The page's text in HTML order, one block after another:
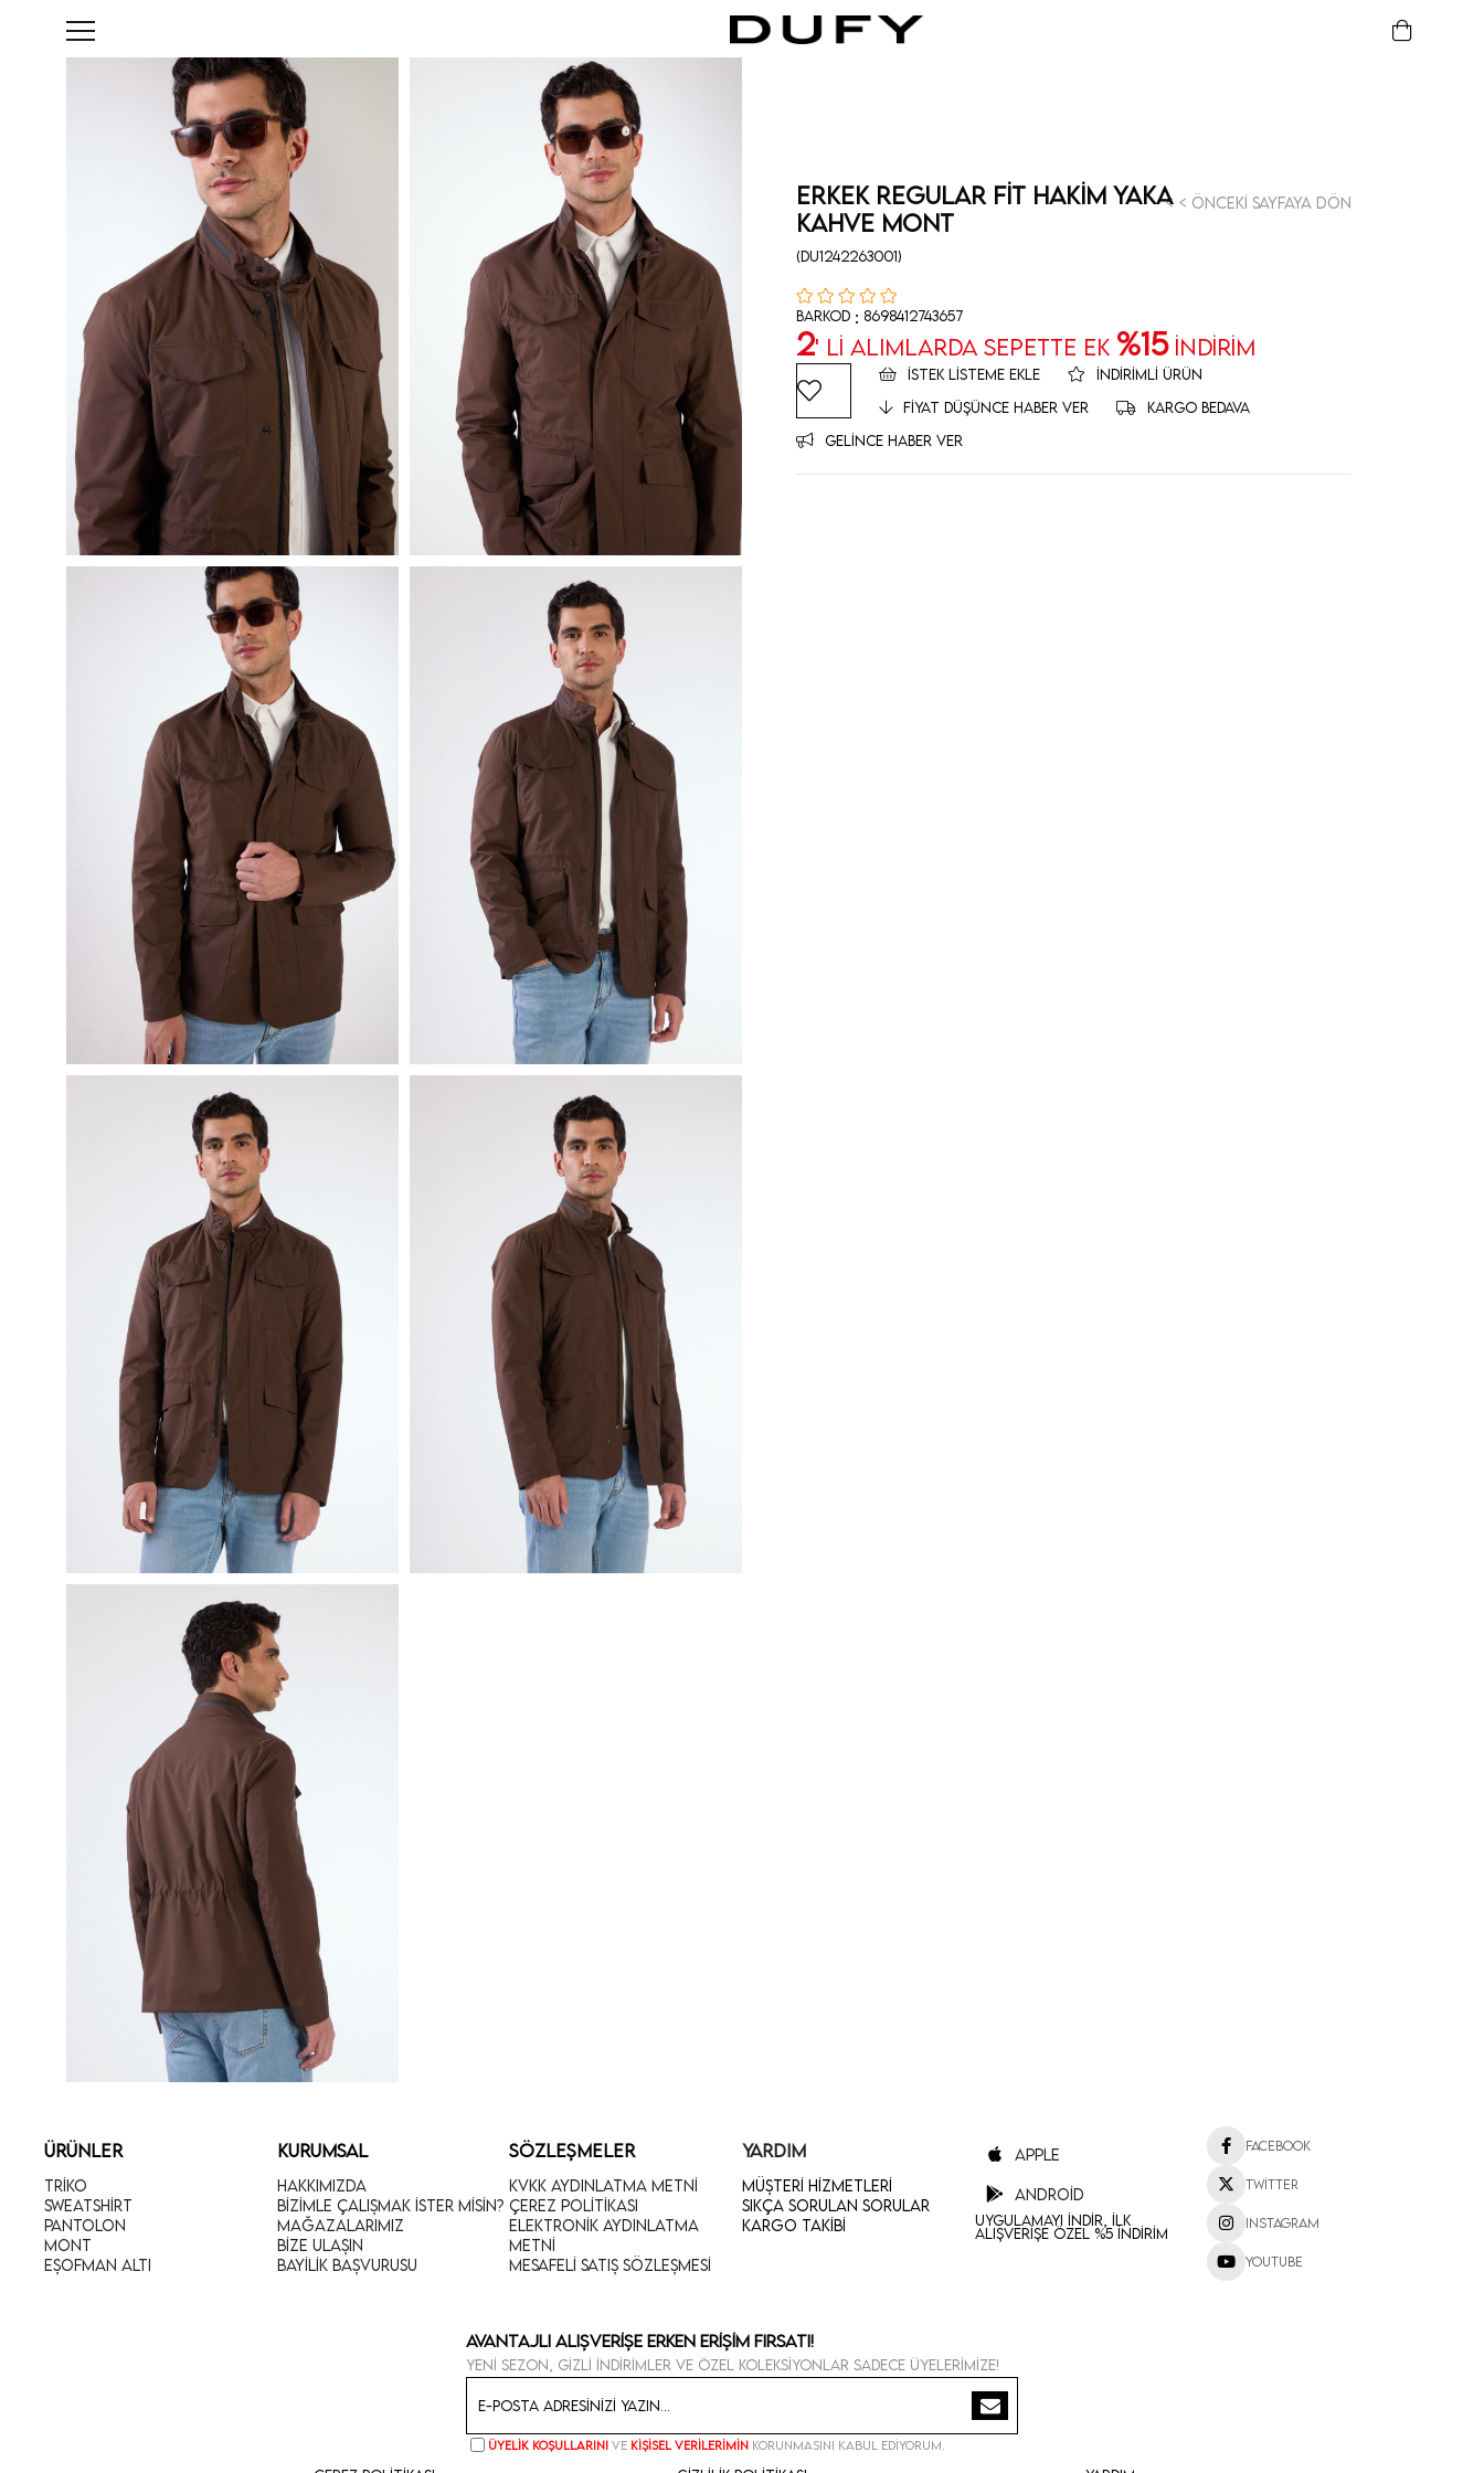
< < Önceki Sayfaya Dön
Erkek Regular Fit Hakim Yaka
Kahve Mont
(DU1242263001)
Barkod : 8698412743657
2' Lİ ALIMLARDA SEPETTE EK %15İNDİRİM
İSTEK LISTEME EKLE
İNDIRIMLI ÜRÜN
FIYAT DÜŞÜNCE HABER VER
KARGO BEDAVA
GELINCE HABER VER
ÜRÜNLER
Triko
Sweatshirt
Pantolon
Mont
Eşofman Altı
KURUMSAL
Hakkımızda
Bizimle Çalışmak İster Misin?
Mağazalarımız
Bize Ulaşın
Bayilik Başvurusu
SÖZLEŞMELER
KVKK Aydınlatma Metni
Çerez Politikası
Elektronik Aydınlatma
Metni
Mesafeli Satış Sözleşmesi
YARDIM
Müşteri Hizmetleri
Sıkça Sorulan Sorular
Kargo Takibi
Apple
Android
Uygulamayı İndir, İlk
Alışverişe Özel %5 İndirim
Facebook
Twitter
Instagram
Youtube
Avantajlı Alışverişe Erken Erişim Fırsatı!
Yeni sezon, gizli indirimler ve özel koleksiyonlar sadece üyelerimize!
Üyelik koşullarını ve kişisel verilerimin korunmasını kabul ediyorum.